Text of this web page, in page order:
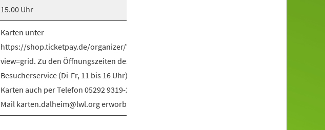
15.00 Uhr
Karten unter
https://shop.ticketpay.de/organizer/WIM5TEXG?
view=grid. Zu den Öffnungszeiten des
Besucherservice (Di-Fr, 11 bis 16 Uhr) können
Karten auch per Telefon 05292 9319-224 oder E-
Mail karten.dalheim@lwl.orgerworben werden.